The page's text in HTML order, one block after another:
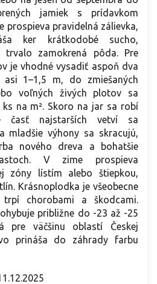
jamiek s prídavkom
prospieva pravidelná zálievka,
ker krátkodobé sucho,
trvalo zamokrená pôda. Pre
je vhodné vysadiť aspoň dva
1–1,5 m, do zmiešaných
voľných živých plotov sa
na m². Skoro na jar sa robí
časť najstarších vetví sa
mladšie výhony sa skracujú,
nového dreva a bohatšie
V zime prospieva
zóny lístím alebo štiepkou,
Krásnoplodka je všeobecne
chorobami a škodcami.
približne do -23 až -25
pre väčšinu oblastí Českej
prináša do záhrady farbu